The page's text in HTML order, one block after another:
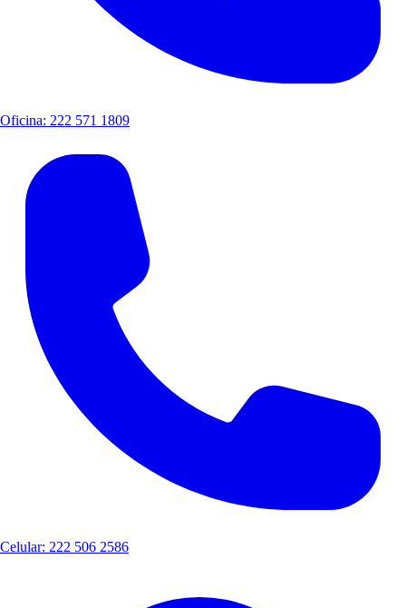
Oficina: 222 571 1809
Celular: 222 506 2586